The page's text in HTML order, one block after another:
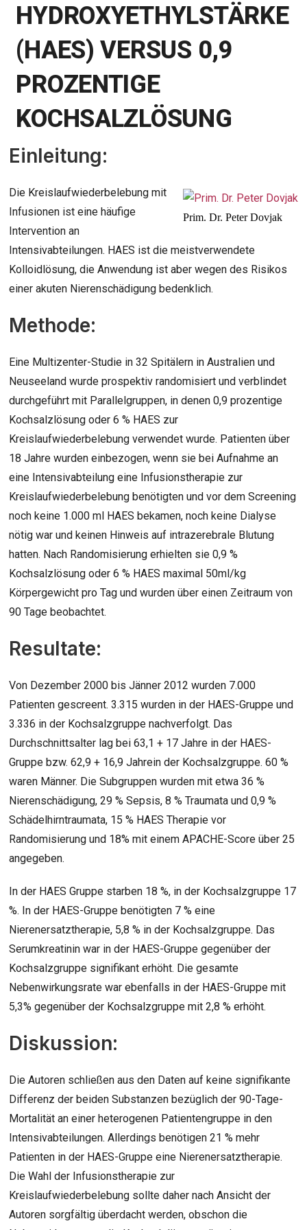
HYDROXYETHYLSTÄRKE
(HAES) VERSUS 0,9
PROZENTIGE
KOCHSALZLÖSUNG
Einleitung:
Prim. Dr. Peter Dovjak
Die Kreislaufwiederbelebung mit
Infusionen ist eine häufige
Intervention an
Intensivabteilungen. HAES ist die meistverwendete
Kolloidlösung, die Anwendung ist aber wegen des Risikos
einer akuten Nierenschädigung bedenklich.
Methode:
Eine Multizenter-Studie in 32 Spitälern in Australien und
Neuseeland wurde prospektiv randomisiert und verblindet
durchgeführt mit Parallelgruppen, in denen 0,9 prozentige
Kochsalzlösung oder 6 % HAES zur
Kreislaufwiederbelebung verwendet wurde. Patienten über
18 Jahre wurden einbezogen, wenn sie bei Aufnahme an
eine Intensivabteilung eine Infusionstherapie zur
Kreislaufwiederbelebung benötigten und vor dem Screening
noch keine 1.000 ml HAES bekamen, noch keine Dialyse
nötig war und keinen Hinweis auf intrazerebrale Blutung
hatten. Nach Randomisierung erhielten sie 0,9 %
Kochsalzlösung oder 6 % HAES maximal 50ml/kg
Körpergewicht pro Tag und wurden über einen Zeitraum von
90 Tage beobachtet.
Resultate:
Von Dezember 2000 bis Jänner 2012 wurden 7.000
Patienten gescreent. 3.315 wurden in der HAES-Gruppe und
3.336 in der Kochsalzgruppe nachverfolgt. Das
Durchschnittsalter lag bei 63,1 + 17 Jahre in der HAES-
Gruppe bzw. 62,9 + 16,9 Jahrein der Kochsalzgruppe. 60 %
waren Männer. Die Subgruppen wurden mit etwa 36 %
Nierenschädigung, 29 % Sepsis, 8 % Traumata und 0,9 %
Schädelhirntraumata, 15 % HAES Therapie vor
Randomisierung und 18% mit einem APACHE-Score über 25
angegeben.
In der HAES Gruppe starben 18 %, in der Kochsalzgruppe 17
%. In der HAES-Gruppe benötigten 7 % eine
Nierenersatztherapie, 5,8 % in der Kochsalzgruppe. Das
Serumkreatinin war in der HAES-Gruppe gegenüber der
Kochsalzgruppe signifikant erhöht. Die gesamte
Nebenwirkungsrate war ebenfalls in der HAES-Gruppe mit
5,3% gegenüber der Kochsalzgruppe mit 2,8 % erhöht.
Diskussion:
Die Autoren schließen aus den Daten auf keine signifikante
Differenz der beiden Substanzen bezüglich der 90-Tage-
Mortalität an einer heterogenen Patientengruppe in den
Intensivabteilungen. Allerdings benötigen 21 % mehr
Patienten in der HAES-Gruppe eine Nierenersatztherapie.
Die Wahl der Infusionstherapie zur
Kreislaufwiederbelebung sollte daher nach Ansicht der
Autoren sorgfältig überdacht werden, obschon die